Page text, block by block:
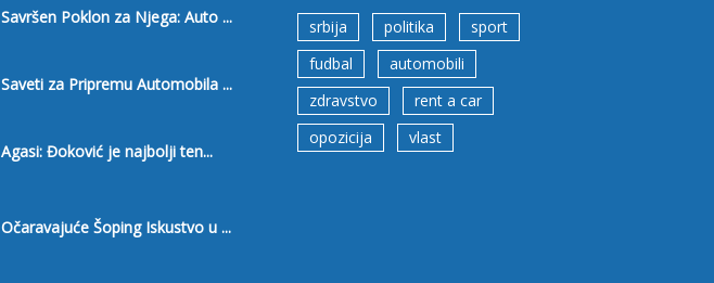
Savršen Poklon za Njega: Auto ...
Saveti za Pripremu Automobila ...
Agasi: Đoković je najbolji ten...
Očaravajuće Šoping Iskustvo u ...
srbija politika
sport
fudbal
automobili
zdravstvo
rent a car
opozicija
vlast